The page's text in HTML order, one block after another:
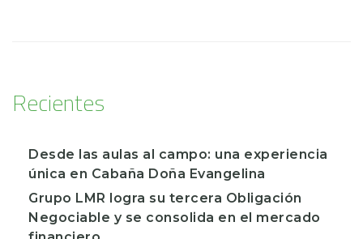
Recientes
Desde las aulas al campo: una experiencia
única en Cabaña Doña Evangelina
Grupo LMR logra su tercera Obligación
Negociable y se consolida en el mercado